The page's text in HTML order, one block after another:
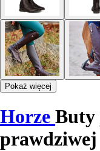
Pokaż więcej
Horze Buty